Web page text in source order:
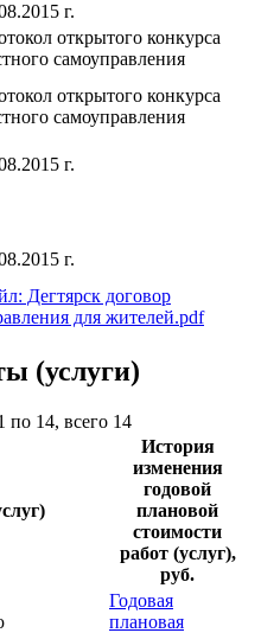
г.
открытого конкурса
самоуправления
открытого конкурса
самоуправления
г.
г.
Дегтярск договор
для жителей.pdf
(услуги)
14, всего 14
История
изменения
годовой
плановой
стоимости
работ (услуг),
руб.
Годовая
плановая